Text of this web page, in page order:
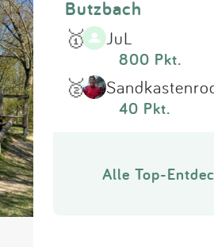
Butzbach
🥇 JuL
800 Pkt.
🥈
40 Pkt.
Alle Top-